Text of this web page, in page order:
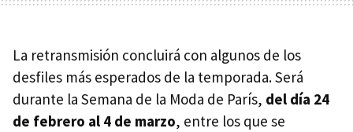
La retransmisión concluirá con algunos de los
desfiles más esperados de la temporada. Será
durante la Semana de la Moda de París, del día 24
de febrero al 4 de marzo, entre los que se